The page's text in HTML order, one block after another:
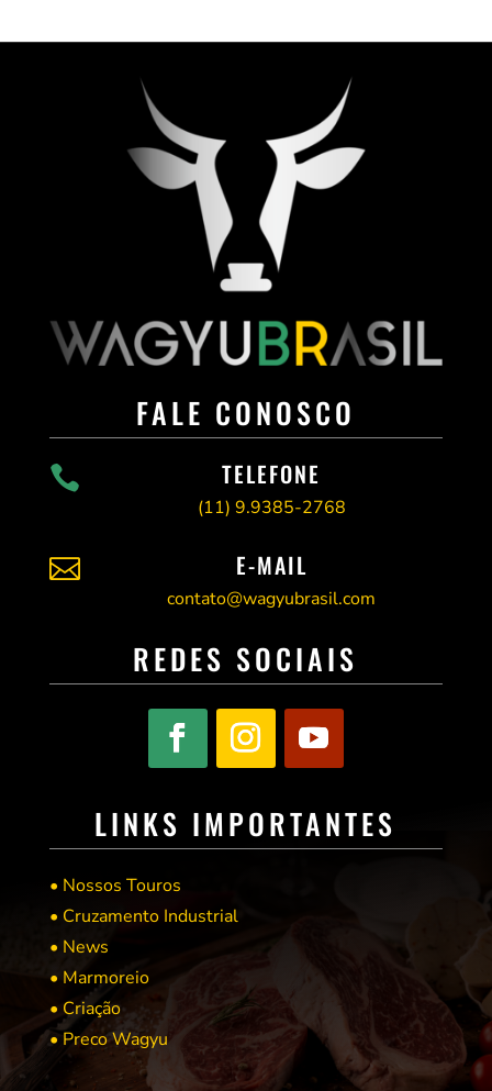
FALE CONOSCO
 TELEFONE
(11) 9.9385-2768
 E-MAIL
contato@wagyubrasil.com
REDES SOCIAIS
LINKS IMPORTANTES
• Nossos Touros
• Cruzamento Industrial
• News
• Marmoreio
• Criação
• Preco Wagyu